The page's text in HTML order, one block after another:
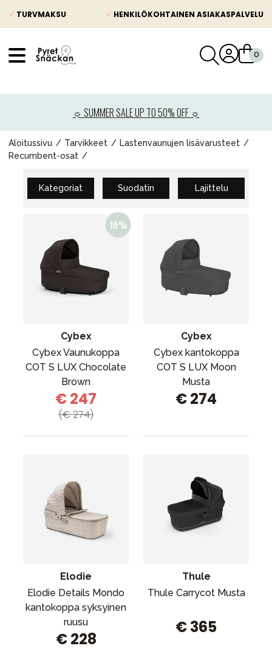
✓ TURVMAKSU ✓ HENKILÖKOHTAINEN ASIAKASPALVELU
☼ SUMMER SALE UP TO 50% OFF ☼
Aloitussivu Tarvikkeet
Lastenvaunujen lisävarusteet
Recumbent-osat
Kategoriat Suodatin Lajittelu
Cybex
Cybex Vaunukoppa
COT S LUX Chocolate
Brown
€ 247
(€ 274)
Cybex
Cybex kantokoppa
COT S LUX Moon
Musta
€ 274
Elodie
Elodie Details Mondo
kantokoppa syksyinen
ruusu
€ 228
Thule
Thule Carrycot Musta
€ 365
Lastenvaunut
Lasten turvaistuimet
Lapsi & vauva
Lelut ja pelit
Äiti & Isä
Huonekalut & vuodevaatteet
Tarvikkeet
Varaosat
Suosikit
Ota meihin yhteyttä osoitteessa
Myymälämme